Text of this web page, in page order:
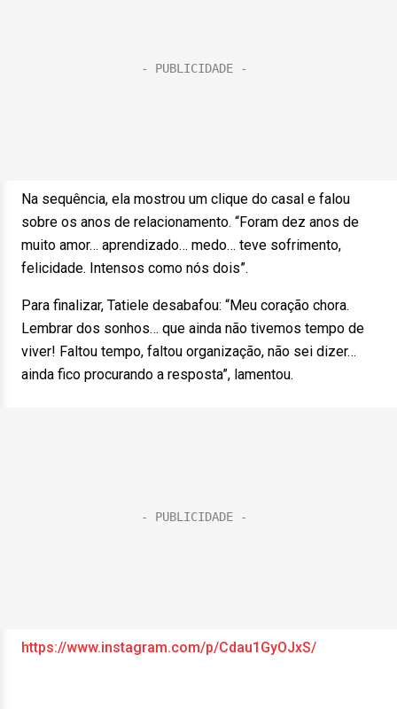
Na sequência, ela mostrou um clique do casal e falou
sobre os anos de relacionamento. “Foram dez anos de
muito amor… aprendizado… medo… teve sofrimento,
felicidade. Intensos como nós dois”.
Para finalizar, Tatiele desabafou: “Meu coração chora.
Lembrar dos sonhos… que ainda não tivemos tempo de
viver! Faltou tempo, faltou organização, não sei dizer…
ainda fico procurando a resposta”, lamentou.
https://www.instagram.com/p/Cdau1GyOJxS/